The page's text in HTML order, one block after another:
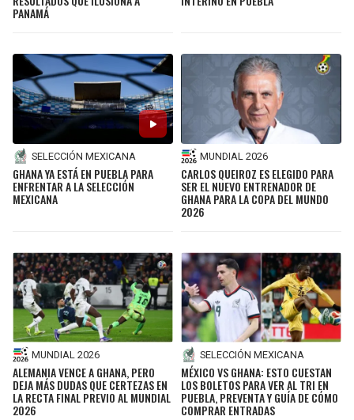
PANAMÁ
SELECCIÓN MEXICANA
GHANA YA ESTÁ EN PUEBLA PARA
ENFRENTAR A LA SELECCIÓN
MEXICANA
MUNDIAL 2026
CARLOS QUEIROZ ES ELEGIDO PARA
SER EL NUEVO ENTRENADOR DE
GHANA PARA LA COPA DEL MUNDO
2026
MUNDIAL 2026
ALEMANIA VENCE A GHANA, PERO
DEJA MÁS DUDAS QUE CERTEZAS EN
LA RECTA FINAL PREVIO AL MUNDIAL
2026
SELECCIÓN MEXICANA
MÉXICO VS GHANA: ESTO CUESTAN
LOS BOLETOS PARA VER AL TRI EN
PUEBLA, PREVENTA Y GUÍA DE CÓMO
COMPRAR ENTRADAS